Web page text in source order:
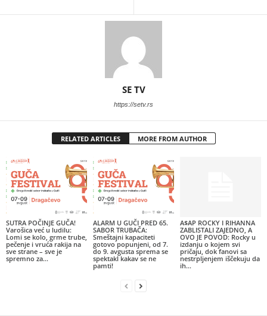
SE TV
https://setv.rs
RELATED ARTICLES MORE FROM AUTHOR
SUTRA POČINJE GUČA!
Varošica već u ludilu:
Lomi se kolo, grme trube,
pečenje i vruća rakija na
sve strane – sve je
spremno za...
ALARM U GUČI PRED 65.
SABOR TRUBAČA:
Smeštajni kapaciteti
gotovo popunjeni, od 7.
do 9. avgusta sprema se
spektakl kakav se ne
pamti!
A$AP ROCKY I RIHANNA
ZABLISTALI ZAJEDNO, A
OVO JE POVOD: Rocky u
izdanju o kojem svi
pričaju, dok fanovi sa
nestrpljenjem iščekuju da
ih...